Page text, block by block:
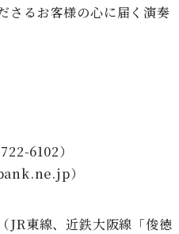
さるお客様の心に届く演奏
6102）
）
JR東線、近鉄大阪線「俊徳